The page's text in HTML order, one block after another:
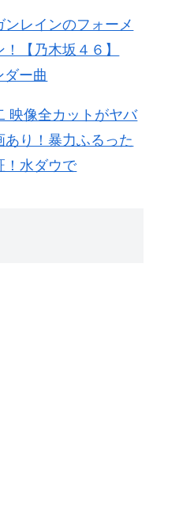
ンレインのフォーメ
【乃木坂４６】
ダー曲
映像全カットがヤバ
あり！暴力ふるった
！水ダウで